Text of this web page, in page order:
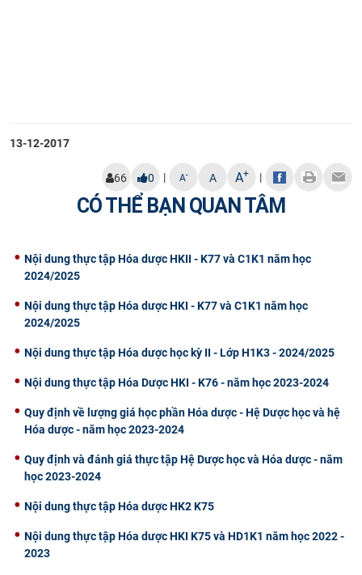
13-12-2017
66 0 | A- A A+ |
CÓ THỂ BẠN QUAN TÂM
Nội dung thực tập Hóa dược HKII - K77 và C1K1 năm học
2024/2025
Nội dung thực tập Hóa dược HKI - K77 và C1K1 năm học
2024/2025
Nội dung thực tập Hóa dược học kỳ II - Lớp H1K3 - 2024/2025
Nội dung thực tập Hóa Dược HKI - K76 - năm học 2023-2024
Quy định về lượng giá học phần Hóa dược - Hệ Dược học và hệ
Hóa dược - năm học 2023-2024
Quy định và đánh giá thực tập Hệ Dược học và Hóa dược - năm
học 2023-2024
Nội dung thực tập Hóa dược HK2 K75
Nội dung thực tập Hóa dược HKI K75 và HD1K1 năm học 2022 -
2023